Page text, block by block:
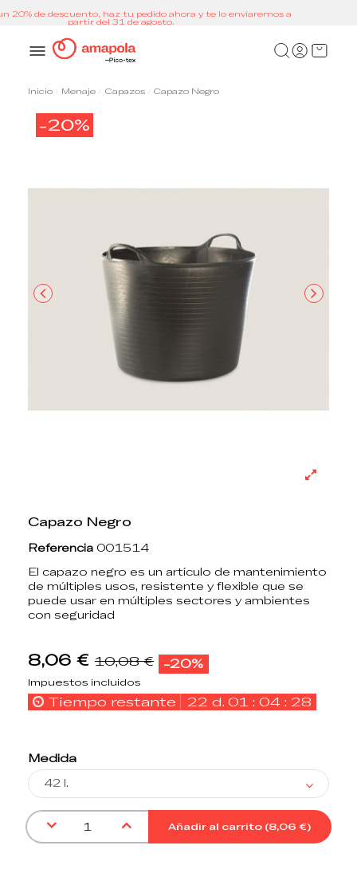
enviaremos a
Inicio Menaje Capazos Capazo Negro
-20%
Capazo Negro
Referencia 001514
El capazo negro es un artículo de mantenimiento
de múltiples usos, resistente y flexible que se
puede usar en múltiples sectores y ambientes
con seguridad
8,06 € 10,08 € -20%
Impuestos incluidos
Tiempo restante 22 d. 01 : 04 : 28
Medida
Añadir al carrito (8,06 €)